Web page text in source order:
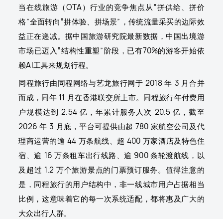
当在线旅游（OTA）行业的竞争焦点从“拼供给、拼价
格”全面转向“拼体验、拼场景”，传统流量采买的边际效
益正在递减。据中国旅游研究院最新数据，中国出境游
市场已迈入“结构性重塑”阶段，已有70%的游客开始依
赖AI工具来规划行程。
同程旅行由同程网络与艺龙旅行网于 2018 年 3 月合并
而成，同年 11 月在香港联交所上市。同程旅行年付费用
户规模达到 2.54 亿，年累计服务人次 20.5 亿，截至
2026 年 3 月底，平台可提供由超 780 家航空公司及代
理商运营的逾 44 万条航线、超 400 万家酒店及特色住
宿、逾 16 万条租车出行线路、逾 900 条轮渡航线，以
及超过 1.2 万个旅游景点的门票预订服务。值得注意的
是，同程旅行的用户结构中，非一线城市用户占据相当
比例，这意味着它的每一次系统适配，都将惠及广大的
大众出行人群。